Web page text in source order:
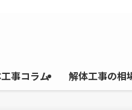
事コラム 解体工事の相